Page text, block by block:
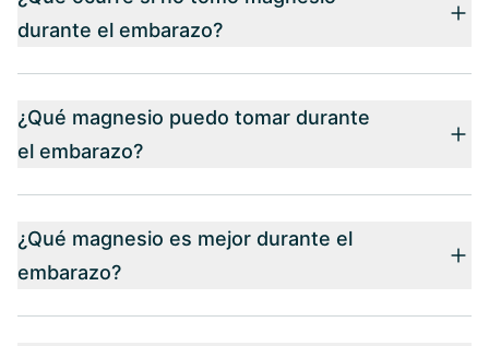
durante el embarazo?
¿Qué magnesio puedo tomar durante
el embarazo?
¿Qué magnesio es mejor durante el
embarazo?